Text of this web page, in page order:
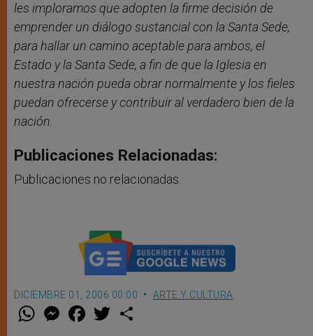
les imploramos que adopten la firme decisión de
emprender un diálogo sustancial con la Santa Sede,
para hallar un camino aceptable para ambos, el
Estado y la Santa Sede, a fin de que la Iglesia en
nuestra nación pueda obrar normalmente y los fieles
puedan ofrecerse y contribuir al verdadero bien de la
nación.
Publicaciones Relacionadas:
Publicaciones no relacionadas.
DICIEMBRE 01, 2006 00:00 ARTE Y CULTURA
W M
e
F
a w